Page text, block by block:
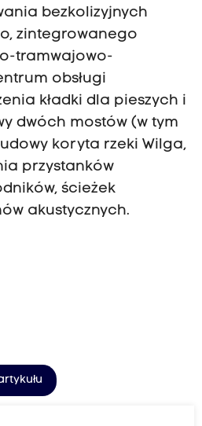
bezkolizyjnych
zintegrowanego
tramwajowo-
obsługi
kładki dla pieszych i
dwóch mostów (w tym
koryta rzeki Wilga,
przystanków
ścieżek
akustycznych.